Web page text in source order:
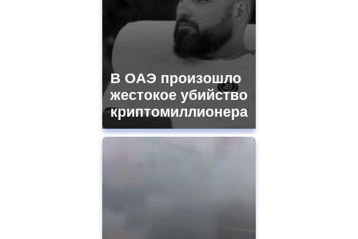
В ОАЭ произошло
жестокое убийство
криптомиллионера